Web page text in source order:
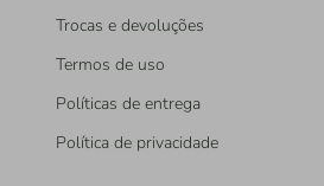
Trocas e devoluções
Termos de uso
Políticas de entrega
Política de privacidade